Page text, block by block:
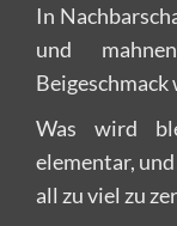
In
und
Beigeschmack
Was wird
elementar,
all zu viel zu